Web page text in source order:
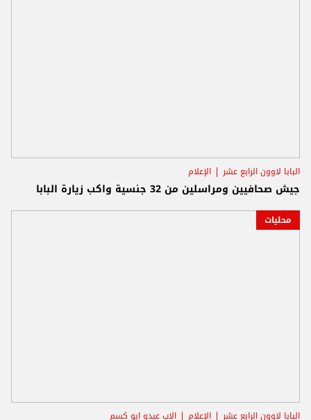
البابا لاوون الرابع عشر الإعلام
جيش صحافيين ومراسلين من 32 جنسية واكب زيارة البابا
محليات
البابا لاوون الرابع عشر الإعلام الاب عبدو ابو كسم